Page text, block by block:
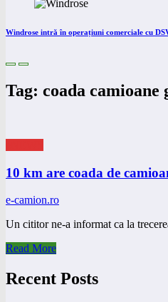
Windrose intră în operațiuni comerciale cu
Tag: coada camioane
10 km are coada de
e-camion.ro
Un cititor ne-a informat ca la
Read More
Recent Posts